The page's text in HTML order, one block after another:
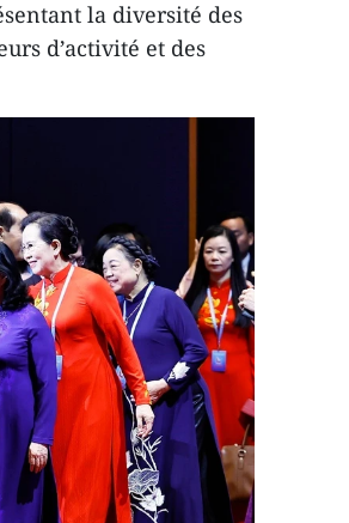
la diversité des
d’activité et des